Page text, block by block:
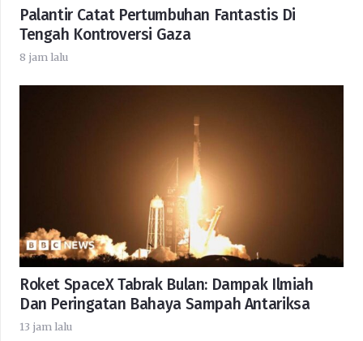
Palantir Catat Pertumbuhan Fantastis Di
Tengah Kontroversi Gaza
8 jam lalu
Roket SpaceX Tabrak Bulan: Dampak Ilmiah
Dan Peringatan Bahaya Sampah Antariksa
13 jam lalu